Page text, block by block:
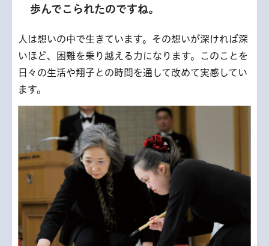
歩んでこられたのですね。
人は想いの中で生きています。その想いが深ければ深
いほど、困難を乗り越える力になります。このことを
日々の生活や翔子との時間を通して改めて実感してい
ます。